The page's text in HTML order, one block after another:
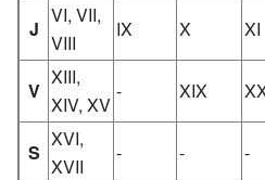
J
VI, VII,
VIII
IX X XI
V
XIII,
XIV, XV
- XIX
S
XVI,
XVII
- - -